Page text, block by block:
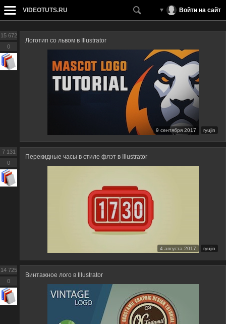
VIDEOTUTS.RU Войти на сайт
Логотип со львом в Illustrator
9 сентября 2017 ryujin
15 672
0
Перекидные часы в стиле флэт в Illustrator
4 августа 2017 ryujin
7 131
0
Винтажное лого в Illustrator
14 725
0